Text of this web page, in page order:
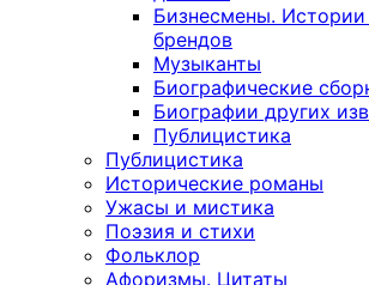
Бизнесмены.
брендов
Музыканты
Биографические
Биографии других
Публицистика
Публицистика
Исторические романы
Ужасы и мистика
Поэзия и стихи
Фольклор
Афоризмы. Цитаты